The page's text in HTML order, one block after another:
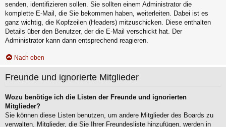
senden, identifizieren sollen. Sie sollten einem Administrator die
komplette E-Mail, die Sie bekommen haben, weiterleiten. Dabei ist es
ganz wichtig, die Kopfzeilen (Headers) mitzuschicken. Diese enthalten
Details über den Benutzer, der die E-Mail verschickt hat. Der
Administrator kann dann entsprechend reagieren.
Nach oben
Freunde und ignorierte Mitglieder
Wozu benötige ich die Listen der Freunde und ignorierten
Mitglieder?
Sie können diese Listen benutzen, um andere Mitglieder des Boards zu
verwalten. Mitglieder, die Sie Ihrer Freundesliste hinzufügen, werden in